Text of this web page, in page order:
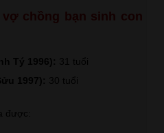
chồng bạn sinh con
Tý 1996): 31 tuổi
1997): 30 tuổi